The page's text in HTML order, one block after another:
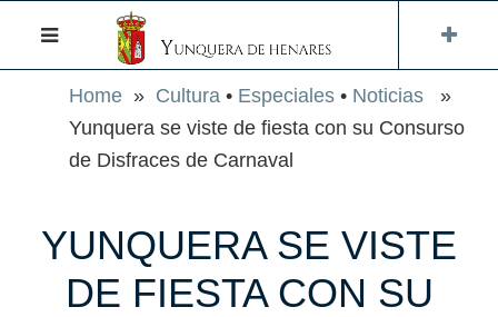
Home » Cultura • Especiales • Noticias »
Yunquera se viste de fiesta con su Consurso
de Disfraces de Carnaval
YUNQUERA SE VISTE
DE FIESTA CON SU